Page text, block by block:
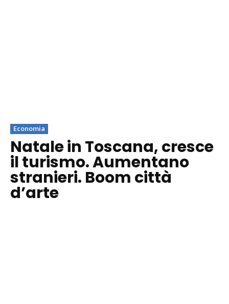
Economia
Natale in Toscana, cresce
il turismo. Aumentano
stranieri. Boom città
d’arte